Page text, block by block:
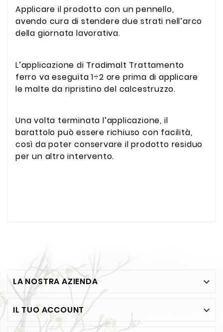
Applicare il prodotto con un pennello,
avendo cura di stendere due strati nell’arco
della giornata lavorativa.
L’applicazione di Tradimalt Trattamento
ferro va eseguita 1÷2 ore prima di applicare
le malte da ripristino del calcestruzzo.
Una volta terminata l’applicazione, il
barattolo può essere richiuso con facilità,
così da poter conservare il prodotto residuo
per un altro intervento.
LA NOSTRA AZIENDA 
IL TUO ACCOUNT 